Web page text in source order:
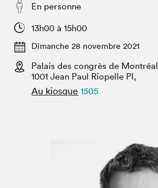
Espace exposant⋅e⋅s
Espace enseignant·e·s
SLM PRO
Salon au Palais
Projets partenaires
En personne
13h00 à 15h00
Dimanche 28 novembre 2021
Palais des congrès de Montréal
1001 Jean Paul Riopelle Pl,
Au kiosque 1505